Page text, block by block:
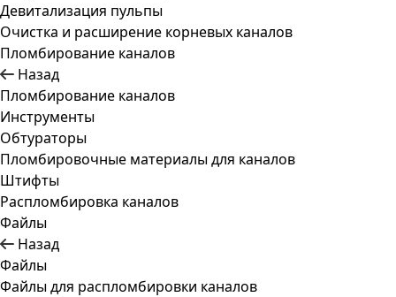
Девитализация пульпы
Очистка и расширение корневых каналов
Пломбирование каналов
Назад
Пломбирование каналов
Инструменты
Обтураторы
Пломбировочные материалы для каналов
Штифты
Распломбировка каналов
Файлы
Назад
Файлы
Файлы для распломбировки каналов